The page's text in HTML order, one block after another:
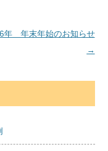
年 年末年始のお知らせ
→